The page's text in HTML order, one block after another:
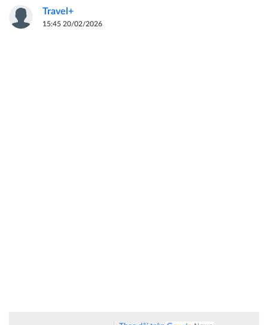
Travel+
15:45 20/02/2026